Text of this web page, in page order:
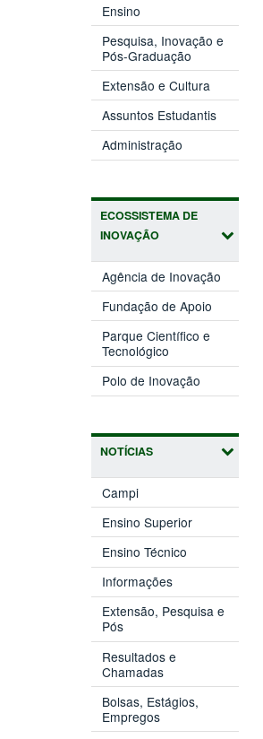
Ensino
em
nova
janela)
Pesquisa, Inovação e
Pós-Graduação (abre
em
nova
janela)
Extensão e Cultura
em
nova
janela)
Assuntos Estudantis(abre
em
janela)
Administração
em
ECOSSISTEMA DE
INOVAÇÃO
Agência de Inovação
em
janela)
Fundação de Apoio
em
Parque Científico e
Tecnológico
em
nova
janela)
Polo de Inovação
em
NOTÍCIAS
Campi
Ensino Superior
Ensino Técnico
Informações
Extensão, Pesquisa e
Pós
Resultados e
Chamadas
Bolsas, Estágios,
Empregos